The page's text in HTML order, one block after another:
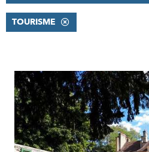
TOURISME
RÉSULTATS